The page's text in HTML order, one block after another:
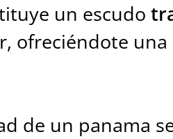
un escudo
ofreciéndote
de un panama